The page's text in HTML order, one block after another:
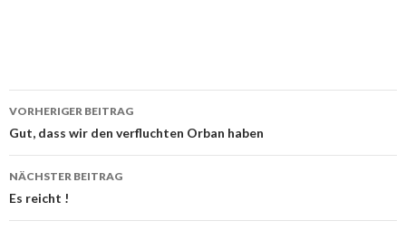
Beitrags-
Navigation
VORHERIGER BEITRAG
Gut, dass wir den verfluchten Orban haben
NÄCHSTER BEITRAG
Es reicht !